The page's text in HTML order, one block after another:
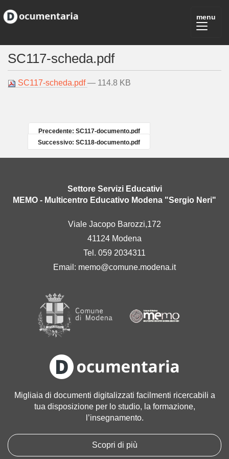
SC117-scheda.pdf
SC117-scheda.pdf— 114.8 KB
Precedente: SC117-documento.pdf
Successivo: SC118-documento.pdf
Settore Servizi Educativi
MEMO - Multicentro Educativo Modena "Sergio Neri"
Viale Jacopo Barozzi,172
41124 Modena
Tel. 059 2034311
Email: memo@comune.modena.it
Migliaia di documenti digitalizzati facilmenti ricercabili a
tua disposizione per lo studio, la formazione,
l’insegnamento.
Scopri di più